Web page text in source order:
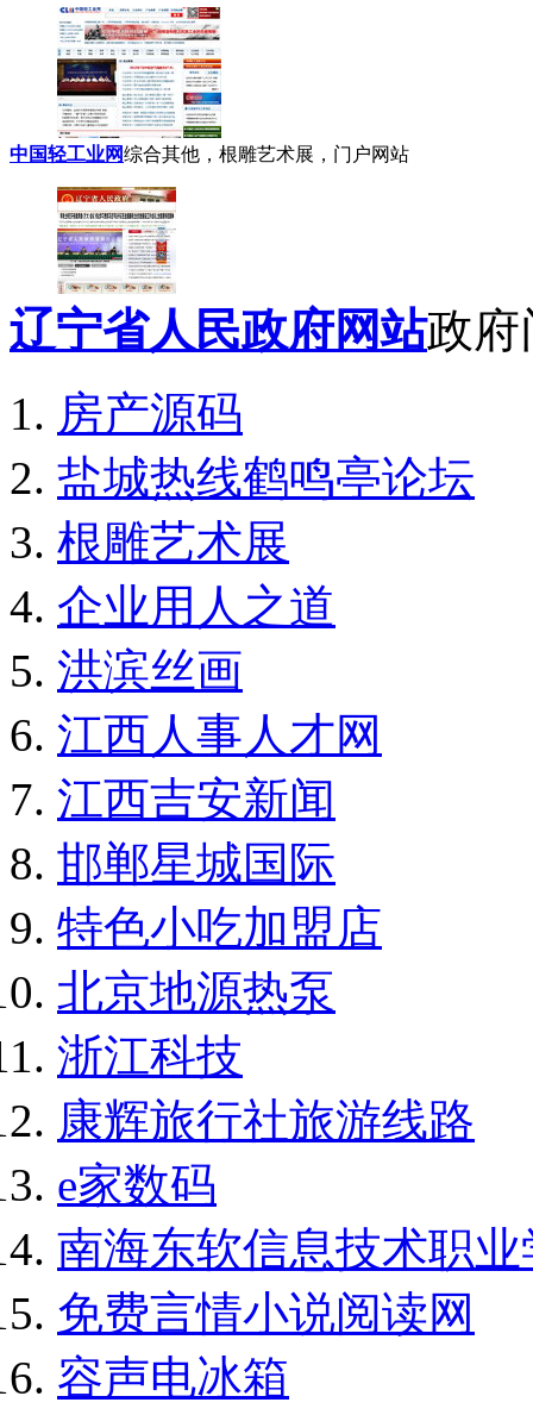
中国轻工业网综合其他，根雕艺术展，门户网站
辽宁省人民政府网站政府
房产源码
盐城热线鹤鸣亭论坛
根雕艺术展
企业用人之道
洪滨丝画
江西人事人才网
江西吉安新闻
邯郸星城国际
特色小吃加盟店
北京地源热泵
浙江科技
康辉旅行社旅游线路
e家数码
南海东软信息技术职业
免费言情小说阅读网
容声电冰箱